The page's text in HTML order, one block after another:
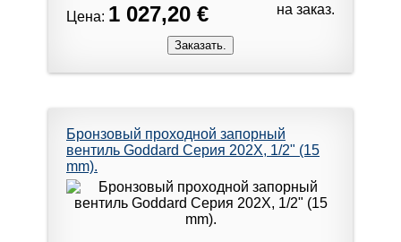
Цена: 1 027,20 € на заказ.
Бронзовый проходной запорный
вентиль Goddard Серия 202X, 1/2" (15
mm).